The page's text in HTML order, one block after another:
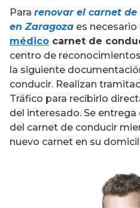
Para renovar el carnet
en Zaragoza es necesario
médico carnet de
centro de
la siguiente
conducir. Realizan
Tráfico para recibirlo
del interesado. Se
del carnet de conducir
nuevo carnet en su